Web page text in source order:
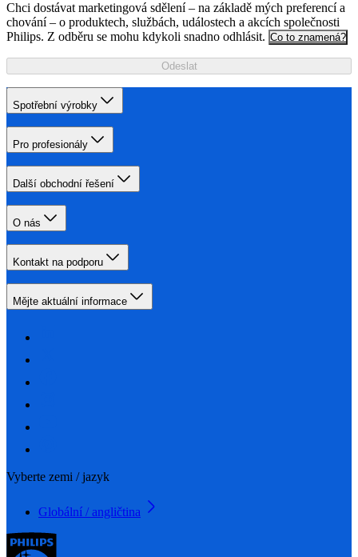
Chci dostávat marketingová sdělení – na základě mých preferencí a
chování – o produktech, službách, událostech a akcích společnosti
Philips. Z odběru se mohu kdykoli snadno odhlásit. Co to znamená?
Odeslat
Spotřební výrobky
Pro profesionály
Další obchodní řešení
O nás
Kontakt na podporu
Mějte aktuální informace
Vyberte zemi / jazyk
Globální / angličtina